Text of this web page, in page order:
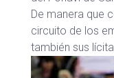
De manera que
circuito de los
también sus